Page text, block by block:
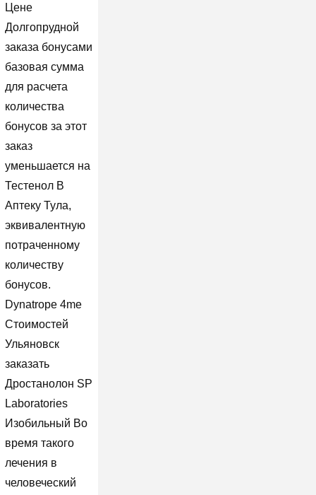
Цене
Долгопрудной
заказа бонусами
базовая сумма
для расчета
количества
бонусов за этот
заказ
уменьшается на
Тестенол В
Аптеку Тула,
эквивалентную
потраченному
количеству
бонусов.
Dynatrope 4me
Стоимостей
Ульяновск
заказать
Дростанолон SP
Laboratories
Изобильный Во
время такого
лечения в
человеческий